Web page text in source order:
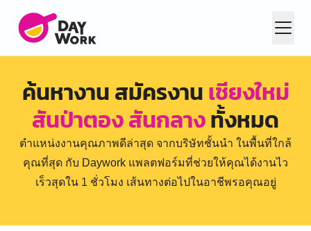
ค้นหางาน สมัครงานเชียงใหม่
สันป่าตอง สันกลางทั้งหมด
ตำแหน่งงานคุณภาพดีล่าสุด จากบริษัทชั้นนำ ในพื้นที่ใกล้
คุณที่สุด กับ Daywork แพลตฟอร์มที่ช่วยให้คุณได้งานไว
เร็วสุดใน 1 ชั่วโมง เส้นทางต่อไปในอาชีพรอคุณอยู่